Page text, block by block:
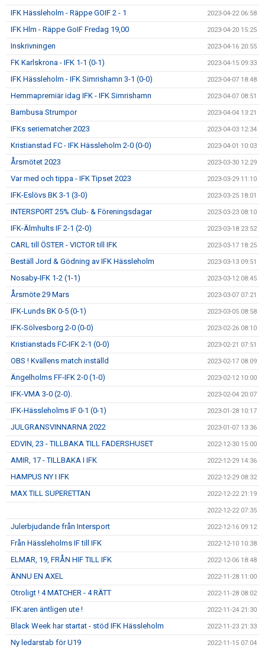
IFK Hässleholm - Räppe GOIF 2 - 1 2023-04-22 06:58
IFK Hlm - Räppe GoIF Fredag 19,00 2023-04-20 15:25
Inskrivningen 2023-04-16 20:55
FK Karlskrona - IFK 1-1 (0-1) 2023-04-15 09:33
IFK Hässleholm - IFK Simrishamn 3-1 (0-0) 2023-04-07 18:48
Hemmapremiär idag IFK - IFK Simrishamn 2023-04-07 08:51
Bambusa Strumpor 2023-04-04 13:21
IFKs seriematcher 2023 2023-04-03 12:34
Kristianstad FC - IFK Hässleholm 2-0 (0-0) 2023-04-01 10:03
Årsmötet 2023 2023-03-30 12:29
Var med och tippa - IFK Tipset 2023 2023-03-29 11:10
IFK-Eslövs BK 3-1 (3-0) 2023-03-25 18:01
INTERSPORT 25% Club- & Föreningsdagar 2023-03-23 08:10
IFK-Älmhults IF 2-1 (2-0) 2023-03-18 23:52
CARL till ÖSTER - VICTOR till IFK 2023-03-17 18:25
Beställ Jord & Gödning av IFK Hässleholm 2023-03-13 09:51
Nosaby-IFK 1-2 (1-1) 2023-03-12 08:45
Årsmöte 29 Mars 2023-03-07 07:21
IFK-Lunds BK 0-5 (0-1) 2023-03-05 08:58
IFK-Sölvesborg 2-0 (0-0) 2023-02-26 08:10
Kristianstads FC-IFK 2-1 (0-0) 2023-02-21 07:51
OBS ! Kvällens match inställd 2023-02-17 08:09
Ängelholms FF-IFK 2-0 (1-0) 2023-02-12 10:00
IFK-VMA 3-0 (2-0). 2023-02-04 20:07
IFK-Hässleholms IF 0-1 (0-1) 2023-01-28 10:17
JULGRANSVINNARNA 2022 2023-01-07 13:36
EDVIN, 23 - TILLBAKA TILL FADERSHUSET 2022-12-30 15:00
AMIR, 17 - TILLBAKA I IFK 2022-12-29 14:36
HAMPUS NY I IFK 2022-12-29 08:32
MAX TILL SUPERETTAN 2022-12-22 21:19
2022-12-22 07:35
Julerbjudande från Intersport 2022-12-16 09:12
Från Hässleholms IF till IFK 2022-12-10 10:38
ELMAR, 19, FRÅN HIF TILL IFK 2022-12-06 18:48
ÄNNU EN AXEL 2022-11-28 11:00
Otroligt ! 4 MATCHER - 4 RÄTT 2022-11-28 08:02
IFK:aren äntligen ute ! 2022-11-24 21:30
Black Week har startat - stöd IFK Hässleholm 2022-11-23 21:33
Ny ledarstab för U19 2022-11-15 07:04